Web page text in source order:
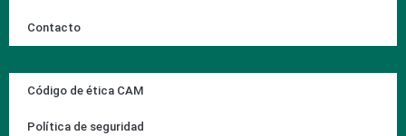
Contacto
Código de ética CAM
Política de seguridad